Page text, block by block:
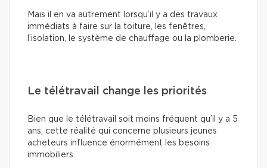
Mais il en va autrement lorsqu’il y a des travaux
immédiats à faire sur la toiture, les fenêtres,
l’isolation, le système de chauffage ou la plomberie.
Le télétravail change les priorités
Bien que le télétravail soit moins fréquent qu’il y a 5
ans, cette réalité qui concerne plusieurs jeunes
acheteurs influence énormément les besoins
immobiliers.